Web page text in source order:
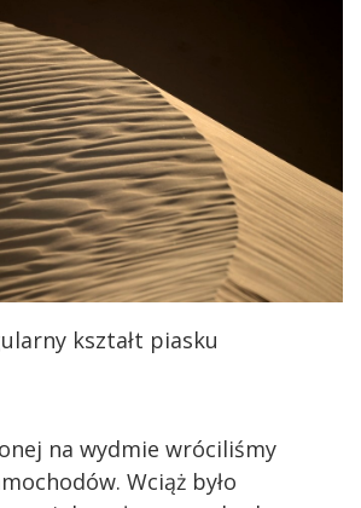
kształt piasku
na wydmie wróciliśmy
Wciąż było